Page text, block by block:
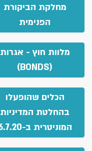
מחלקת הביקורת
הפנימית
מלוות חוץ - אגרות
(BONDS)
הכלים שהופעלו
בהחלטת המדיניות
המוניטרית ב-6.7.20